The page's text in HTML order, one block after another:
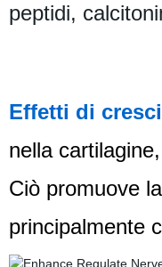
peptidi,
Effetti di
nella
Ciò promuove
principalmente